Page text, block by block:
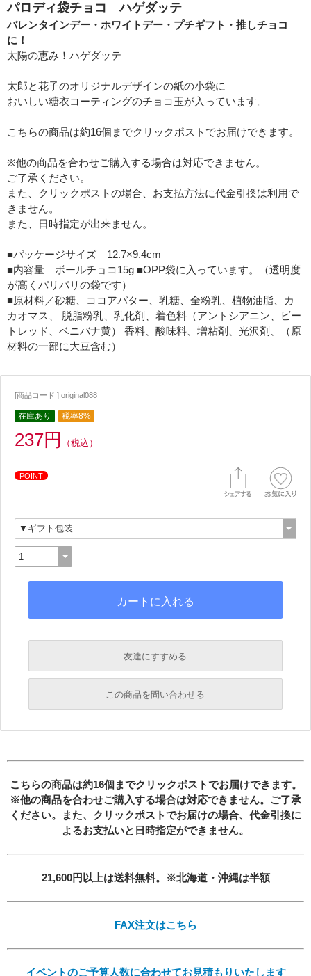
パロディ袋チョコ ハゲダッテ
バレンタインデー・ホワイトデー・プチギフト・推しチョコ
に！
太陽の恵み！ハゲダッテ
太郎と花子のオリジナルデザインの紙の小袋に
おいしい糖衣コーティングのチョコ玉が入っています。
こちらの商品は約16個までクリックポストでお届けできます。
※他の商品を合わせご購入する場合は対応できません。
ご了承ください。
また、クリックポストの場合、お支払方法に代金引換は利用で
きません。
また、日時指定が出来ません。
■パッケージサイズ 12.7×9.4cm
■内容量 ボールチョコ15g ■OPP袋に入っています。（透明度
が高くパリパリの袋です）
■原材料／砂糖、ココアバター、乳糖、全粉乳、植物油脂、カ
カオマス、 脱脂粉乳、乳化剤、着色料（アントシアニン、ビー
トレッド、ベニバナ黄） 香料、酸味料、増粘剤、光沢剤、（原
材料の一部に大豆含む）
[商品コード ] original088
在庫あり 税率8%
237円 （税込）
POINT
友達にすすめる
必須
この商品を問い合わせる
こちらの商品は約16個までクリックポストでお届けできます。
※他の商品を合わせご購入する場合は対応できません。ご了承
ください。また、クリックポストでお届けの場合、 代金引換に
よるお支払いと日時指定ができません。
21,600円以上は送料無料。※北海道・沖縄は半額
FAX注文はこちら
イベントのご予算人数に合わせてお見積もりいたします